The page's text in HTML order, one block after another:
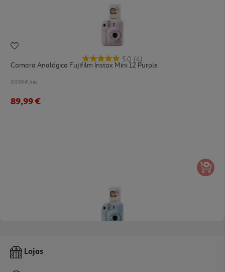
5.0 (4)
Camara Analógica Fujifilm Instax Mini 12 Purple
89.99 €/un
89,99 €
Camara Analógica Fujfilm Instax Mini 12 Blue
Lojas